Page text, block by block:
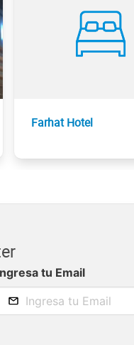
Farhat Hotel
tu Email